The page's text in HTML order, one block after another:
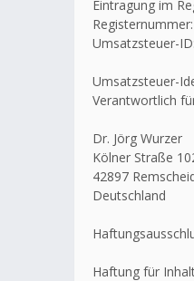
Eintragung im
Umsatzsteuer-ID:
Umsatzsteuer-
Verantwortlich
Dr. Jörg Wurzer
Kölner Straße
42897
Deutschland
Haftung für